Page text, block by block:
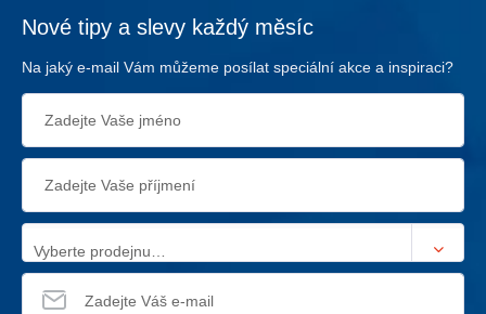
Nové tipy a slevy každý měsíc
Na jaký e-mail Vám můžeme posílat speciální akce a inspiraci?
Vyberte prodejnu…